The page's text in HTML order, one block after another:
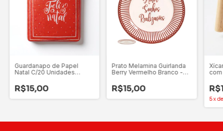
Guardanapo de Papel
Natal C/20 Unidades
R$15,00
Prato Melamina Guirlanda
Berry Vermelho Branco -
R$15,00
5x